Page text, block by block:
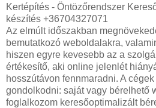
Kertépítés - Öntözőrendszer
készítés +36704327071
Az elmúlt időszakban
bemutatkozó weboldalakra,
hiszen egyre kevesebb az a
értékesítő, aki online jelenlét
hosszútávon fennmaradni. A
gondolkodni: saját vagy bérelhető
foglalkozom keresőoptimalizált